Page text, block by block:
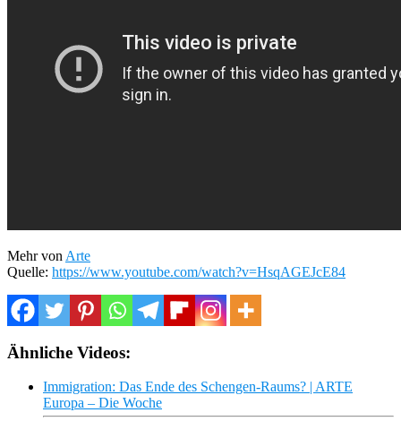
Mehr von Arte
Quelle: https://www.youtube.com/watch?v=HsqAGEJcE84
Ähnliche Videos:
Immigration: Das Ende des Schengen-Raums? | ARTE
Europa – Die Woche